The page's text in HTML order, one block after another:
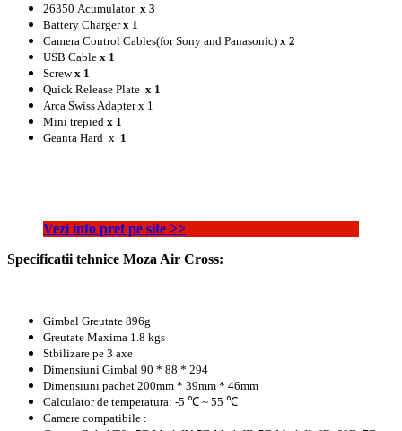
26350 Acumulator x 3
Battery Chargerx 1
Camera Control Cables(for Sony and Panasonic) x 2
USB Cable x 1
Screwx 1
Quick Release Plate x 1
Arca Swiss Adapter x 1
Mini trepied x 1
Geanta Hard x 1
Vezi info pret pe site >>
Specificatii tehnice Moza Air Cross:
Gimbal Greutate 896g
Greutate Maxima 1.8 kgs
Stbilizare pe 3 axe
Dimensiuni Gimbal 90 * 88 * 294
Dimensiuni pachet 200mm * 39mm * 46mm
Calculator de temperatura: -5 ℃ ~ 55 ℃
Camere compatibile :